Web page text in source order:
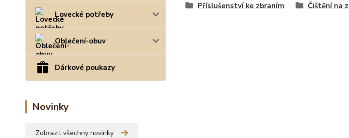
Lovecké potřeby
Oblečení-obuv
Dárkové poukazy
Novinky
Zobrazit všechny novinky
Příslušenství ke zbraním Čištění na